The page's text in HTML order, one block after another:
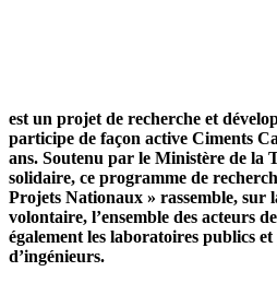
est un projet de recherche et
participe de façon active Ciments
ans. Soutenu par le Ministère de la
solidaire, ce programme de
Projets Nationaux » rassemble, sur
volontaire, l’ensemble des acteurs
également les laboratoires publics
d’ingénieurs.